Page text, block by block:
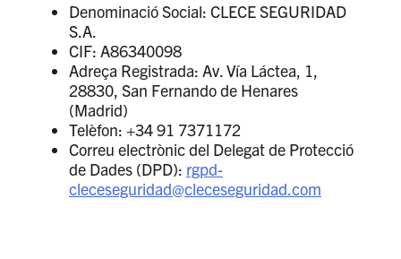
Denominació Social: CLECE SEGURIDAD
S.A.
CIF: A86340098
Adreça Registrada: Av. Vía Láctea, 1,
28830, San Fernando de Henares
(Madrid)
Telèfon: +34 91 7371172
Correu electrònic del Delegat de Protecció
de Dades (DPD): rgpd-
cleceseguridad@cleceseguridad.com